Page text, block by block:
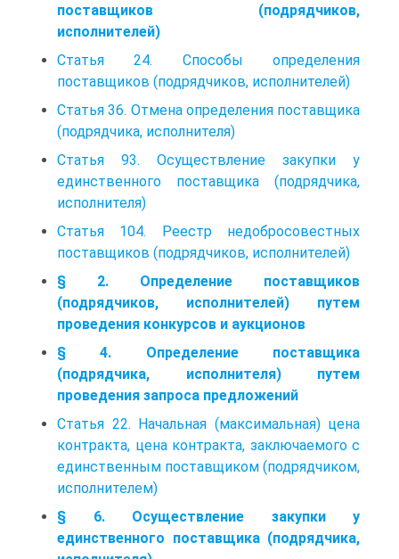
поставщиков (подрядчиков,
исполнителей)
Статья 24. Способы определения
поставщиков (подрядчиков, исполнителей)
Статья 36. Отмена определения поставщика
(подрядчика, исполнителя)
Статья 93. Осуществление закупки у
единственного поставщика (подрядчика,
исполнителя)
Статья 104. Реестр недобросовестных
поставщиков (подрядчиков, исполнителей)
§ 2. Определение поставщиков
(подрядчиков, исполнителей) путем
проведения конкурсов и аукционов
§ 4. Определение поставщика
(подрядчика, исполнителя) путем
проведения запроса предложений
Статья 22. Начальная (максимальная) цена
контракта, цена контракта, заключаемого с
единственным поставщиком (подрядчиком,
исполнителем)
§ 6. Осуществление закупки у
единственного поставщика (подрядчика,